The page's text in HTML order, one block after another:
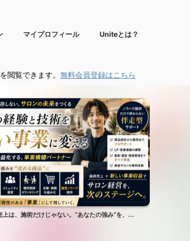
マイプロフィール Uniteとは？
。無料会員登録はこちら
上は、施術だけじゃない。“あなたの強み”を、...